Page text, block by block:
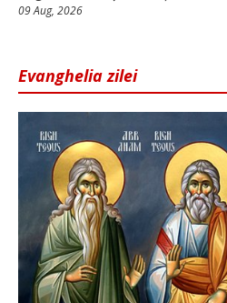
09 Aug, 2026
Evanghelia zilei